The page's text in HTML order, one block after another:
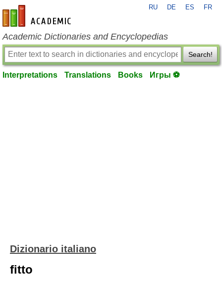
en-academic.com
RU DE ES FR
Academic Dictionaries and Encyclopedias
Search!
Interpretations Translations Books Игры ⚽
Dizionario italiano
fitto